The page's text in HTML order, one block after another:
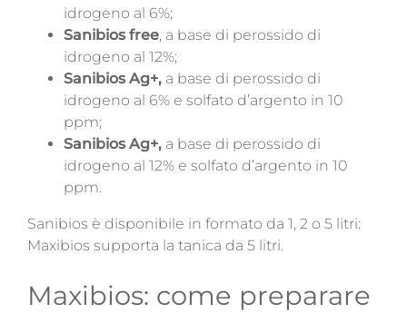
idrogeno al 6%;
Sanibios free, a base di perossido di
idrogeno al 12%;
Sanibios Ag+, a base di perossido di
idrogeno al 6% e solfato d’argento in 10
ppm;
Sanibios Ag+, a base di perossido di
idrogeno al 12% e solfato d’argento in 10
ppm.
Sanibios è disponibile in formato da 1, 2 o 5 litri:
Maxibios supporta la tanica da 5 litri.
Maxibios: come preparare